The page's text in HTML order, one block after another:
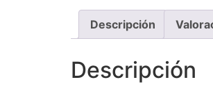
Descripción
Descripción